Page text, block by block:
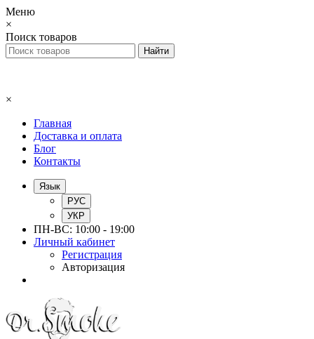
Меню
×
Поиск товаров
×
Главная
Доставка и оплата
Блог
Контакты
Язык
РУС
УКР
ПН-ВС: 10:00 - 19:00
Личный кабинет
Регистрация
Авторизация